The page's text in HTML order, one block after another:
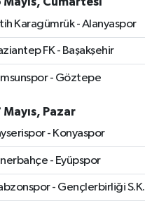
Karagümrük - Alanyaspor
FK - Başakşehir
- Göztepe
Mayıs, Pazar
- Konyaspor
- Eyüpspor
- Gençlerbirliği S.K.